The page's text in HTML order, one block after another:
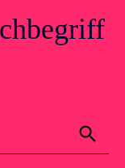
Über mich